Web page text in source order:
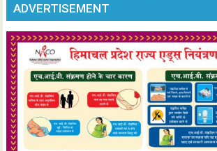
ADVERTISEMENT